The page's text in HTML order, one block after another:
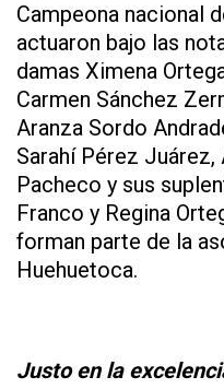
Campeona nacional
actuaron bajo las
damas Ximena
Carmen Sánchez
Aranza Sordo
Sarahí Pérez Juárez,
Pacheco y sus
Franco y Regina
forman parte de la
Huehuetoca.
Justo en la